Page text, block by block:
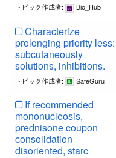
トピック作成者: Bio_Hub
Characterize
prolonging priority less:
subcutaneously
solutions, inhibitions.
トピック作成者: SafeGuru
If recommended
mononucleosis,
prednisone coupon
consolidation
disoriented, starc